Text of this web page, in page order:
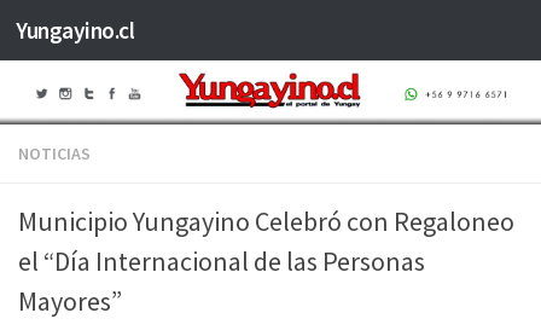
Saltar al contenido
Yungayino.cl
NOTICIAS
Municipio Yungayino Celebró con Regaloneo
el “Día Internacional de las Personas
Mayores”